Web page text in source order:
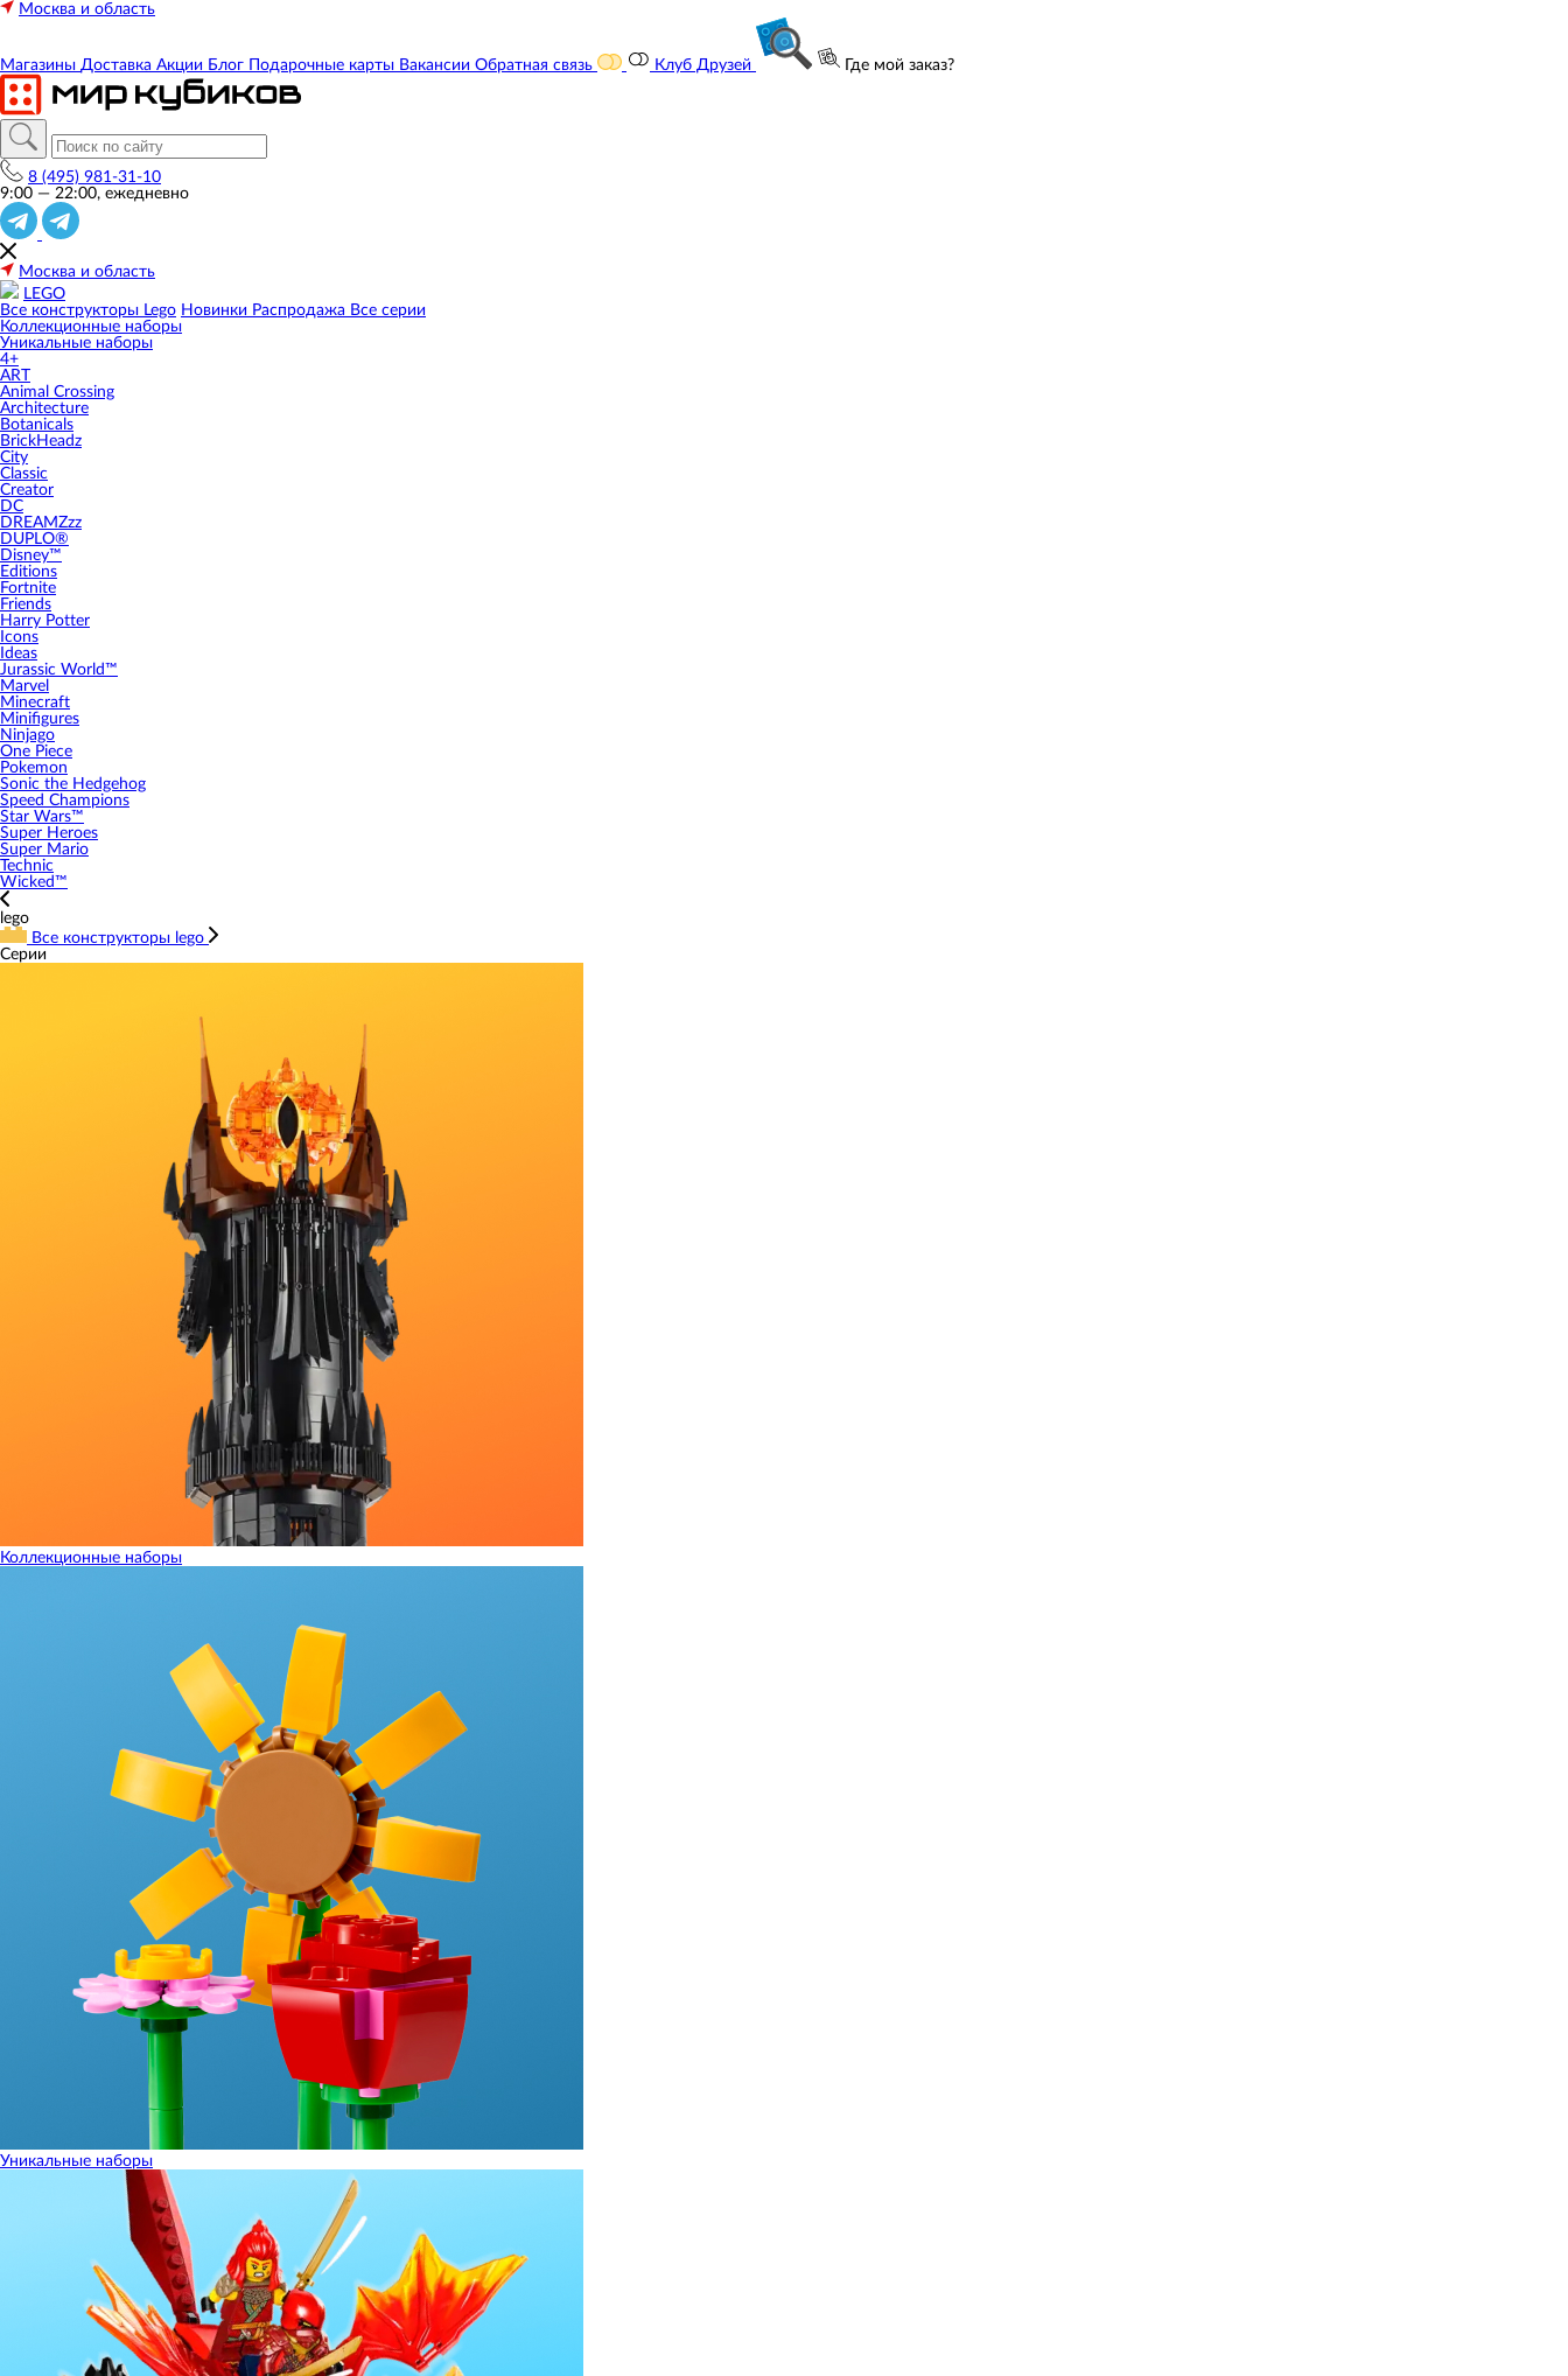
Москва и область
Магазины Доставка Акции Блог Подарочные карты Вакансии Обратная связь Клуб Друзей Где мой заказ?
8 (495) 981-31-10
9:00 — 22:00, ежедневно
Москва и область
LEGO
Все конструкторы Lego Новинки Распродажа Все серии
Коллекционные наборы
Уникальные наборы
4+
ART
Animal Crossing
Architecture
Botanicals
BrickHeadz
City
Classic
Creator
DC
DREAMZzz
DUPLO®
Disney™
Editions
Fortnite
Friends
Harry Potter
Icons
Ideas
Jurassic World™
Marvel
Minecraft
Minifigures
Ninjago
One Piece
Pokemon
Sonic the Hedgehog
Speed Champions
Star Wars™
Super Heroes
Super Mario
Technic
Wicked™
lego
Все конструкторы lego
Серии
Коллекционные наборы
Уникальные наборы